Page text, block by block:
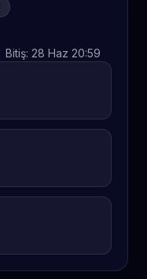
Bitiş: 28 Haz 20:59